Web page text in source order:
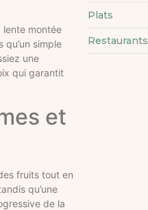
lente montée
simple
une
qui garantit
et
fruits tout en
qu’une
de la
Plats
Restaurants